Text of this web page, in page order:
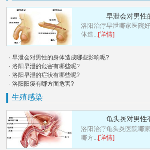
早泄会对男性
洛阳治疗早泄哪家医院
体造...[详情]
· 早泄会对男性的身体造成哪些影响呢?
· 洛阳早泄的危害有哪些呢?
· 洛阳早泄的症状有哪些呢?
· 洛阳阳痿有哪方面危害?
生殖感染
龟头炎对男性
洛阳治疗龟头炎医院哪
哪方... [详情]